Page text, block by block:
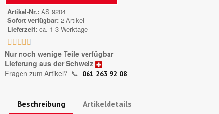
Artikel-Nr. AS 9204
Sofort verfügbar 2 Artikel
Lieferzeit ca. 1-3 Werktage
    
Nur noch wenige Teile verfügbar
Lieferung aus der Schweiz
Fragen zum Artikel? 📞 061 263 92 08
Beschreibung Artikeldetails